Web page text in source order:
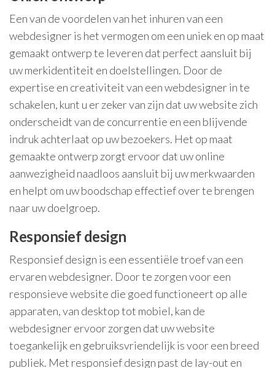
Een van de voordelen van het inhuren van een
webdesigner is het vermogen om een uniek en op maat
gemaakt ontwerp te leveren dat perfect aansluit bij
uw merkidentiteit en doelstellingen. Door de
expertise en creativiteit van een webdesigner in te
schakelen, kunt u er zeker van zijn dat uw website zich
onderscheidt van de concurrentie en een blijvende
indruk achterlaat op uw bezoekers. Het op maat
gemaakte ontwerp zorgt ervoor dat uw online
aanwezigheid naadloos aansluit bij uw merkwaarden
en helpt om uw boodschap effectief over te brengen
naar uw doelgroep.
Responsief design
Responsief design is een essentiële troef van een
ervaren webdesigner. Door te zorgen voor een
responsieve website die goed functioneert op alle
apparaten, van desktop tot mobiel, kan de
webdesigner ervoor zorgen dat uw website
toegankelijk en gebruiksvriendelijk is voor een breed
publiek. Met responsief design past de lay-out en